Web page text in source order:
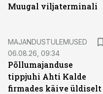
Muugal viljaterminali
MAJANDUSTULEMUSED
06.08.26, 09:34
Põllumajanduse
tippjuhi Ahti Kalde
firmades käive üldiselt